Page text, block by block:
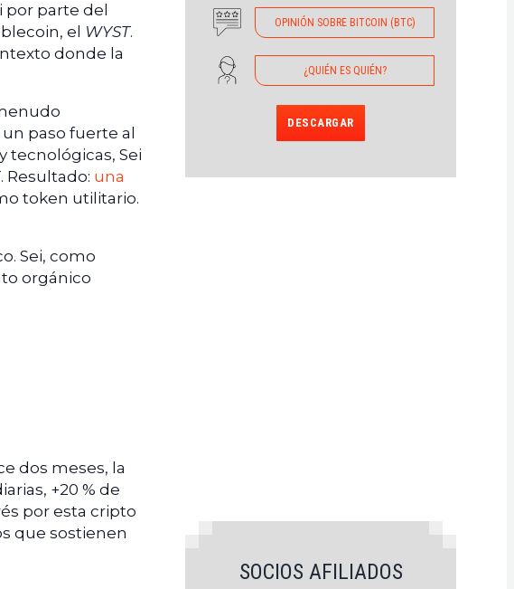
por parte del
el WYST.
donde la
paso fuerte al
tecnológicas, Sei
Resultado: una
token utilitario.
Sei, como
orgánico
dos meses, la
+20 % de
por esta cripto
que sostienen
OPINIÓN SOBRE BITCOIN (BTC)
¿QUIÉN ES QUIÉN?
DESCARGAR
SOCIOS AFILIADOS